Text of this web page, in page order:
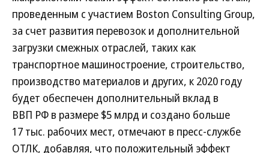
проведенным с участием Boston Consulting Group,
за счет развития перевозок и дополнительной
загрузки смежных отраслей, таких как
транспортное машиностроение, строительство,
производство материалов и других, к 2020 году
будет обеспечен дополнительный вклад в
ВВП РФ в размере $5 млрд и создано больше
17 тыс. рабочих мест, отмечают в пресс-службе
ОТЛК, добавляя, что положительный эффект